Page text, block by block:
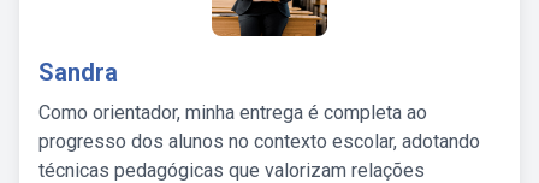
Sandra
Como orientador, minha entrega é completa ao
progresso dos alunos no contexto escolar, adotando
técnicas pedagógicas que valorizam relações